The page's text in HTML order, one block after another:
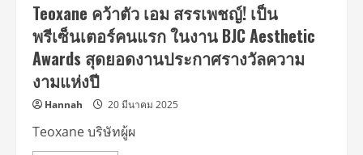
Teoxane คว้าตัว เอม สรรเพชญ์! เป็น
พรีเซ็นเตอร์คนแรก ในงาน BJC Aesthetic
Awards สุดยอดงานประกาศรางวัลความ
งามแห่งปี
Hannah 20 มีนาคม 2025
Teoxane บริษัทผู้ผ